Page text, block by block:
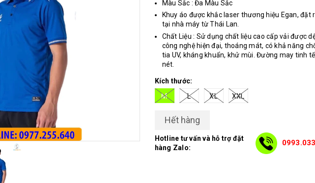
Màu Sắc : Đa Màu Sắc
Khuy áo được khắc laser thương hiệu Egan, đặt
tại nhà máy từ Thái Lan.
Chất Liệu : Sử dụng chất liệu cao cấp vải được
công nghệ hiện đại, thoáng mát, có khả năng
tia UV, kháng khuẩn, khử mùi. Đường may tinh
nét.
Kích thước:
M
L XL XXL
Hết hàng
Hotline tư vấn và hỗ trợ đặt
hàng Zalo: